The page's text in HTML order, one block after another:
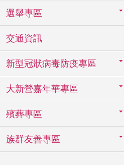
選舉專區
交通資訊
新型冠狀病毒防疫專區
大新營嘉年華專區
殯葬專區
族群友善專區